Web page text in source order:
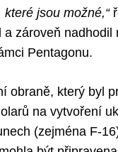
jsou možné,“
a zároveň nadhodil
Pentagonu.
obraně, který byl
na vytvoření
(zejména F-